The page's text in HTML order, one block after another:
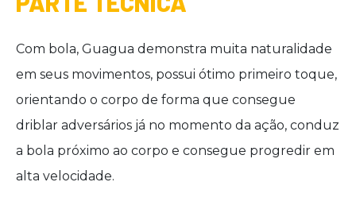
Com bola, Guagua demonstra muita naturalidade
em seus movimentos, possui ótimo primeiro toque,
orientando o corpo de forma que consegue
driblar adversários já no momento da ação, conduz
a bola próximo ao corpo e consegue progredir em
alta velocidade.